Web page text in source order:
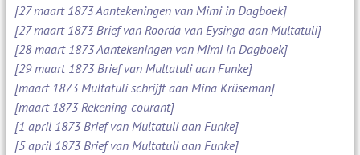
[27 maart 1873 Aantekeningen van Mimi in Dagboek]
[27 maart 1873 Brief van Roorda van Eysinga aan Multatuli]
[28 maart 1873 Aantekeningen van Mimi in Dagboek]
[29 maart 1873 Brief van Multatuli aan Funke]
[maart 1873 Multatuli schrijft aan Mina Krüseman]
[maart 1873 Rekening-courant]
[1 april 1873 Brief van Multatuli aan Funke]
[5 april 1873 Brief van Multatuli aan Funke]